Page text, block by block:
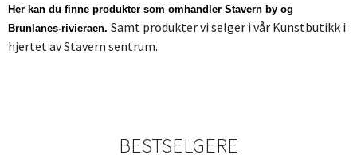
Her kan du finne produkter som omhandler Stavern by og
Brunlanes-rivieraen. Samt produkter vi selger i vår Kunstbutikk i
hjertet av Stavern sentrum.
BESTSELGERE